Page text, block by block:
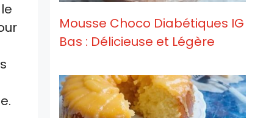
Mousse Choco Diabétiques IG
Bas : Délicieuse et Légère